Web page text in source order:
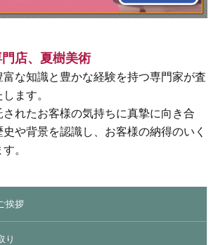
店、夏樹美術
な知識と豊かな経験を持つ専門家が査
ます。
れたお客様の気持ちに真摯に向き合
や背景を認識し、お客様の納得のいく
。
挨拶
り